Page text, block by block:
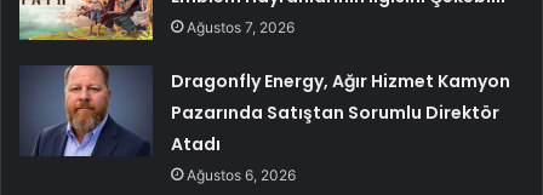
Ağustos 7, 2026
Dragonfly Energy, Ağır Hizmet Kamyon
Pazarında Satıştan Sorumlu Direktör
Atadı
Ağustos 6, 2026